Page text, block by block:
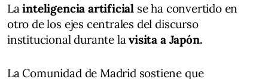
Lainteligencia artificial se ha convertido en
otro de los ejes centrales del discurso
institucional durante lavisita a Japón.
La Comunidad de Madrid sostiene que